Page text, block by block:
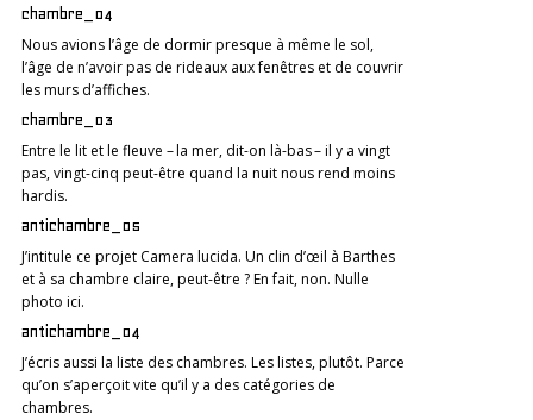
chambre_04
Nous avions l’âge de dormir presque à même le sol,
l’âge de n’avoir pas de rideaux aux fenêtres et de couvrir
les murs d’affiches.
chambre_03
Entre le lit et le fleuve – la mer, dit-on là-bas – il y a vingt
pas, vingt-cinq peut-être quand la nuit nous rend moins
hardis.
antichambre_05
J’intitule ce projet Camera lucida. Un clin d’œil à Barthes
et à sa chambre claire, peut-être ? En fait, non. Nulle
photo ici.
antichambre_04
J’écris aussi la liste des chambres. Les listes, plutôt. Parce
qu’on s’aperçoit vite qu’il y a des catégories de
chambres.